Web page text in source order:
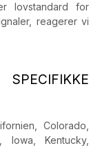
lovstandard for
reagerer vi
Colorado,
Iowa, Kentucky,